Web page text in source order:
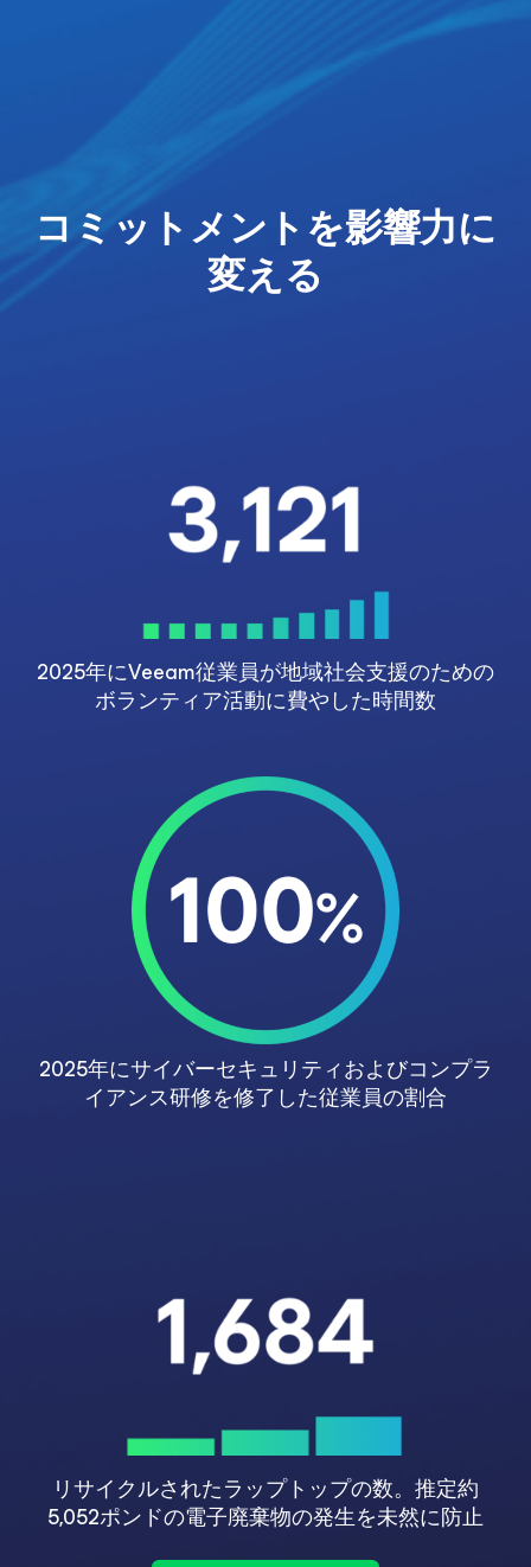
コミットメントを影響力に
変える
2025年にVeeam従業員が地域社会支援のための
ボランティア活動に費やした時間数
2025年にサイバーセキュリティおよびコンプラ
イアンス研修を修了した従業員の割合
リサイクルされたラップトップの数。推定約
5,052ポンドの電子廃棄物の発生を未然に防止